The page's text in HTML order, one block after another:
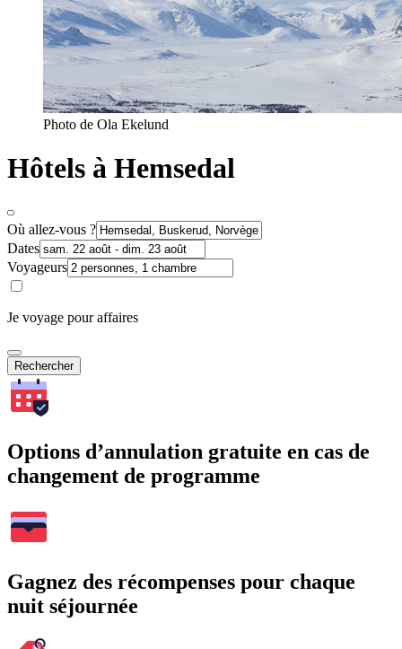
Photo de Ola Ekelund
Hôtels à Hemsedal
Où allez-vous ?
Dates
Voyageurs
Je voyage pour affaires
Rechercher
Options d’annulation gratuite en cas de
changement de programme
Gagnez des récompenses pour chaque
nuit séjournée